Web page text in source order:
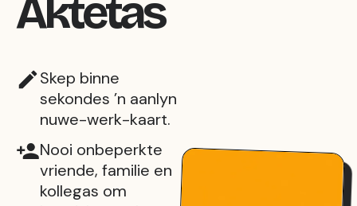
Aktetas
Skep binne
sekondes ’n aanlyn
nuwe-werk-kaart.
Nooi onbeperkte
vriende, familie en
kollegas om